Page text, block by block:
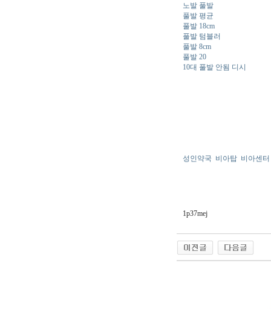
노발 풀발
풀발 평균
풀발 18cm
풀발 텀블러
풀발 8cm
풀발 20
10대 풀발 안됨 디시
성인약국 비아탑 비아센터
1p37mej